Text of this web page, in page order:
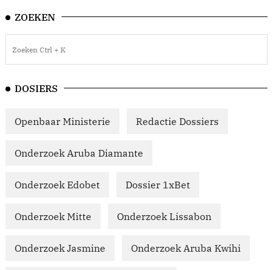
ZOEKEN
DOSIERS
Openbaar Ministerie Redactie Dossiers
Onderzoek Aruba Diamante
Onderzoek Edobet Dossier 1xBet
Onderzoek Mitte Onderzoek Lissabon
Onderzoek Jasmine Onderzoek Aruba Kwihi